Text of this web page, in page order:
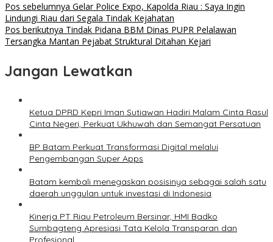
Pos sebelumnya Gelar Police Expo, Kapolda Riau : Saya Ingin
Lindungi Riau dari Segala Tindak Kejahatan
Pos berikutnya Tindak Pidana BBM Dinas PUPR Pelalawan
Tersangka Mantan Pejabat Struktural Ditahan Kejari
Jangan Lewatkan
Ketua DPRD Kepri Iman Sutiawan Hadiri Malam Cinta Rasul
Cinta Negeri, Perkuat Ukhuwah dan Semangat Persatuan
BP Batam Perkuat Transformasi Digital melalui
Pengembangan Super Apps
Batam kembali menegaskan posisinya sebagai salah satu
daerah unggulan untuk investasi di Indonesia
Kinerja PT Riau Petroleum Bersinar, HMI Badko
Sumbagteng Apresiasi Tata Kelola Transparan dan
Profesional